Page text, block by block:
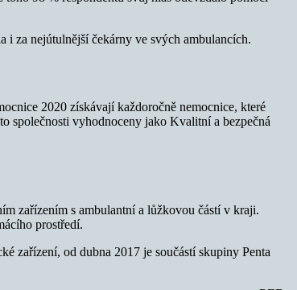
i za nejútulnější čekárny ve svých ambulancích.
2020 získávají každoročně nemocnice, které
společnosti vyhodnoceny jako Kvalitní a bezpečná
zařízením s ambulantní a lůžkovou částí v kraji.
prostředí.
zařízení, od dubna 2017 je součástí skupiny Penta